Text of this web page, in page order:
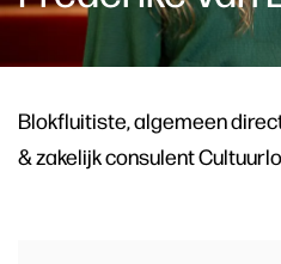
Blokfluitiste, algemeen
& zakelijk consulent